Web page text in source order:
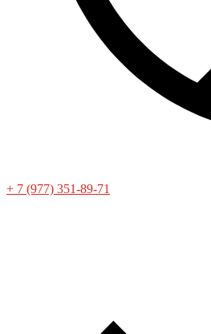
+ 7 (977) 351-89-71